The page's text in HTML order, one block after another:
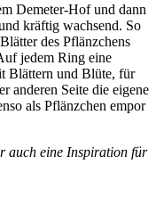
Demeter-Hof und dann
kräftig wachsend. So
des Pflänzchens
jedem Ring eine
Blättern und Blüte, für
anderen Seite die eigene
als Pflänzchen empor
auch eine Inspiration für